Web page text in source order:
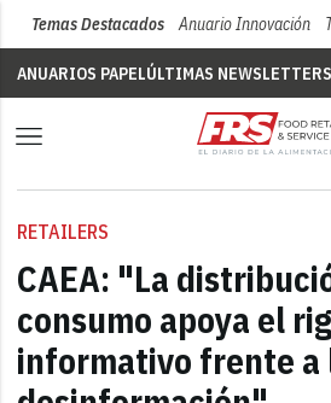
Temas Destacados Anuario Innovación
ANUARIOS PAPELÚLTIMAS NEWSLETTERS
RETAILERS
CAEA: "La
consumo apoya el
informativo frente a